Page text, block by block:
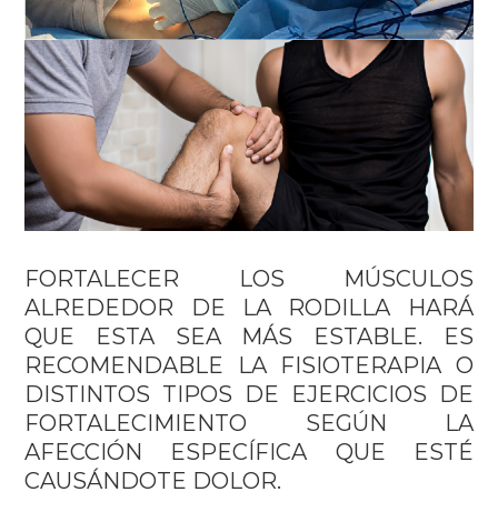
FORTALECER LOS MÚSCULOS
ALREDEDOR DE LA RODILLA HARÁ
QUE ESTA SEA MÁS ESTABLE. ES
RECOMENDABLE LA FISIOTERAPIA O
DISTINTOS TIPOS DE EJERCICIOS DE
FORTALECIMIENTO SEGÚN LA
AFECCIÓN ESPECÍFICA QUE ESTÉ
CAUSÁNDOTE DOLOR.